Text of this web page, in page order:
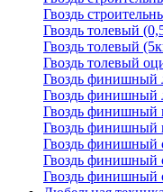
Гвоздь
Гвоздь толевый
Гвоздь толевый
Гвоздь толевый
Гвоздь финишный
Гвоздь финишный
Гвоздь финишный
Гвоздь финишный
Гвоздь финишный
Гвоздь финишный
Гвоздь финишный